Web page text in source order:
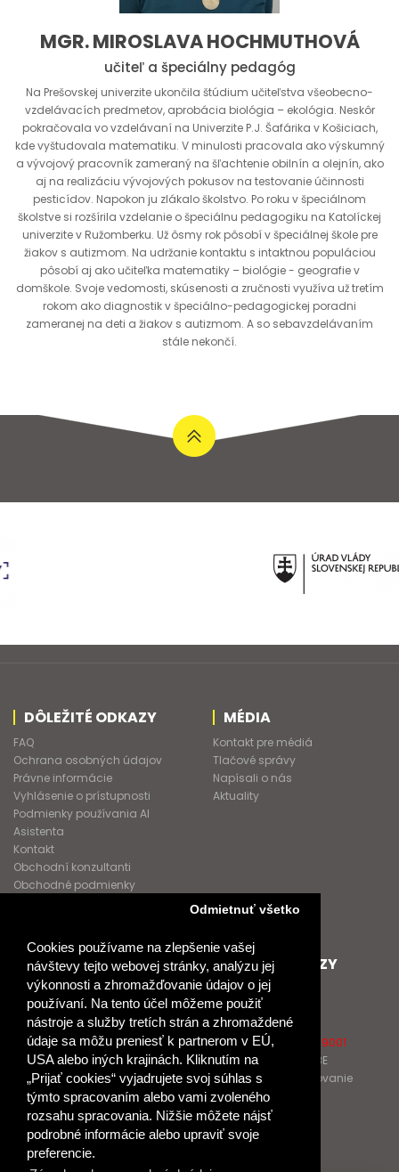
Cookies používame na zlepšenie vašej
návštevy tejto webovej stránky, analýzu jej
výkonnosti a zhromažďovanie údajov o jej
používaní. Na tento účel môžeme použiť
nástroje a služby tretích strán a zhromaždené
údaje sa môžu preniesť k partnerom v EÚ,
USA alebo iných krajinách. Kliknutím na
„Prijať cookies“ vyjadrujete svoj súhlas s
týmto spracovaním alebo vami zvoleného
rozsahu spracovania. Nižšie môžete nájsť
podrobné informácie alebo upraviť svoje
preferencie.
Odmietnuť všetko
MGR. MIROSLAVA HOCHMUTHOVÁ
učiteľ a špeciálny pedagóg
Na Prešovskej univerzite ukončila štúdium učiteľstva všeobecno-
vzdelávacích predmetov, aprobácia biológia – ekológia. Neskôr
pokračovala vo vzdelávaní na Univerzite P.J. Šafárika v Košiciach,
kde vyštudovala matematiku. V minulosti pracovala ako výskumný
a vývojový pracovník zameraný na šľachtenie obilnín a olejnín, ako
aj na realizáciu vývojových pokusov na testovanie účinnosti
pesticídov. Napokon ju zlákalo školstvo. Po roku v špeciálnom
školstve si rozšírila vzdelanie o špeciálnu pedagogiku na Katolíckej
univerzite v Ružomberku. Už ôsmy rok pôsobí v špeciálnej škole pre
žiakov s autizmom. Na udržanie kontaktu s intaktnou populáciou
pôsobí aj ako učiteľka matematiky – biológie - geografie v
domškole. Svoje vedomosti, skúsenosti a zručnosti využíva už tretím
rokom ako diagnostik v špeciálno-pedagogickej poradni
zameranej na deti a žiakov s autizmom. A so sebavzdelávaním
stále nekončí.
DÔLEŽITÉ ODKAZY
FAQ
Ochrana osobných údajov
Právne informácie
Vyhlásenie o prístupnosti
Podmienky používania AI
Asistenta
Kontakt
Obchodní konzultanti
Obchodné podmienky
MÉDIA
Kontakt pre médiá
Tlačové správy
Napísali o nás
Aktuality
SPOLUPRACUJEME
Podporujeme
Naše projekty
Spolupracujeme
Pošlite nám správu
ĎALŠIE ODKAZY
O Raabe
O Klett
Naši autori
Certifikát kvality ISO 9001
Klientska zóna RAABE
Katalógy na prelistovanie
NÁKUP
Odstúpiť od zmluvy